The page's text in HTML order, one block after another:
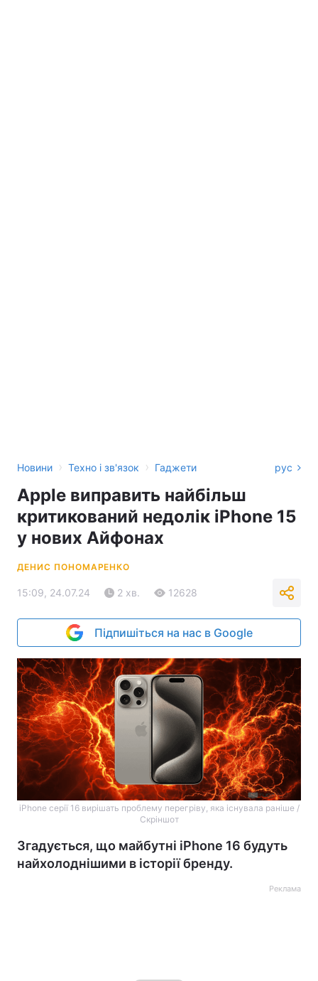
Новини › Техно і зв'язок › Гаджети рус
Apple виправить найбільш
критикований недолік iPhone 15
у нових Айфонах
ДЕНИС ПОНОМАРЕНКО
15:09, 24.07.24 2 хв. 12628
Підпишіться на нас в Google
iPhone серії 16 вирішать проблему перегріву, яка існувала раніше /
Скріншот
Згадується, що майбутні iPhone 16 будуть
найхолоднішими в історії бренду.
Реклама